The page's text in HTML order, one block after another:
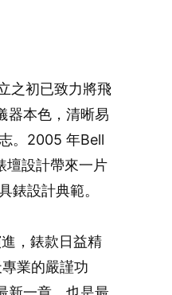
之初已致力將飛
器本色，清晰易
。2005 年Bell
壇設計帶來一片
錶設計典範。
，錶款日益精
業的嚴謹功